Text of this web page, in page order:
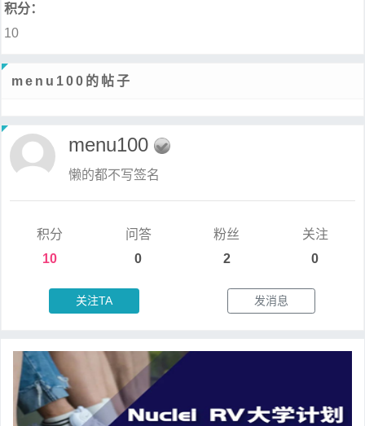
积分：
10
menu100的帖子
menu100
懒的都不写签名
积分
10
问答
0
粉丝
2
关注
0
关注TA 发消息